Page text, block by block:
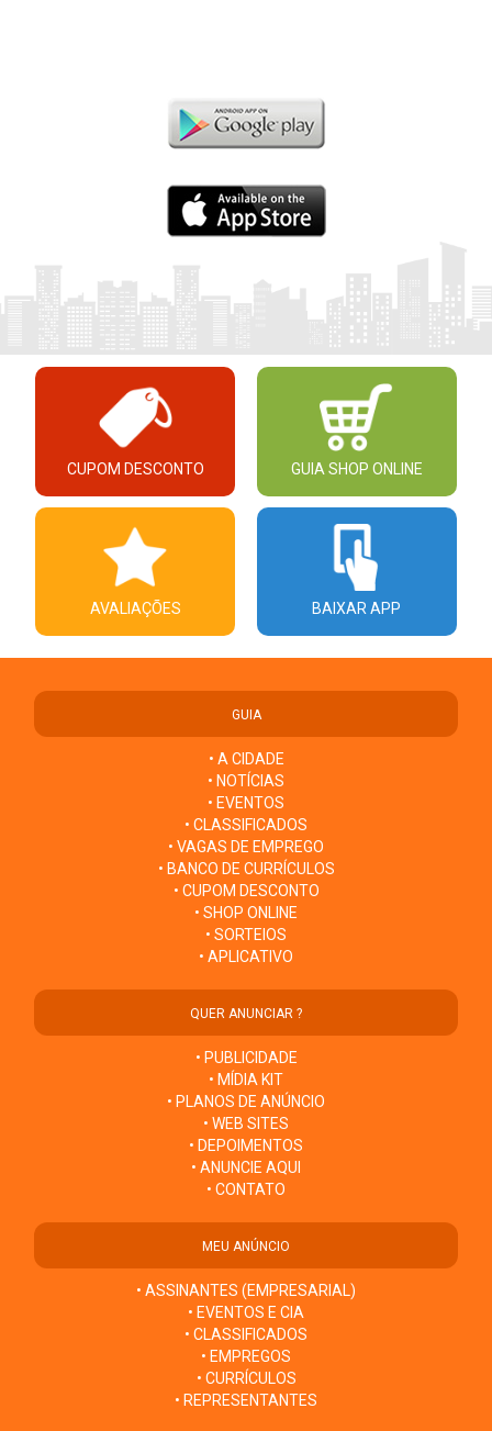
CUPOM DESCONTO GUIA SHOP ONLINE
AVALIAÇÕES BAIXAR APP
GUIA
• A CIDADE
• NOTÍCIAS
• EVENTOS
• CLASSIFICADOS
• VAGAS DE EMPREGO
• BANCO DE CURRÍCULOS
• CUPOM DESCONTO
• SHOP ONLINE
• SORTEIOS
• APLICATIVO
QUER ANUNCIAR ?
• PUBLICIDADE
• MÍDIA KIT
• PLANOS DE ANÚNCIO
• WEB SITES
• DEPOIMENTOS
• ANUNCIE AQUI
• CONTATO
MEU ANÚNCIO
• ASSINANTES (EMPRESARIAL)
• EVENTOS E CIA
• CLASSIFICADOS
• EMPREGOS
• CURRÍCULOS
• REPRESENTANTES